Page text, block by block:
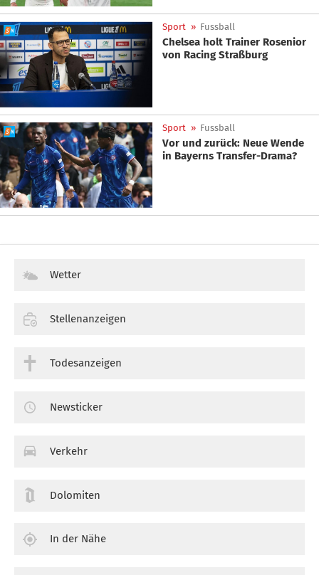
Sport » Fussball
Chelsea holt Trainer Rosenior
von Racing Straßburg
Sport » Fussball
Vor und zurück: Neue Wende
in Bayerns Transfer-Drama?
Wetter
Stellenanzeigen
Todesanzeigen
Newsticker
Verkehr
Dolomiten
In der Nähe